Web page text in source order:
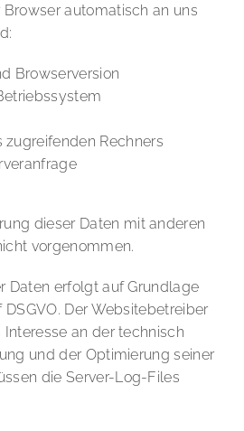
automatisch an uns
Browserversion
zugreifenden Rechners
dieser Daten mit anderen
vorgenommen.
Daten erfolgt auf Grundlage
DSGVO. Der Websitebetreiber
an der technisch
und der Optimierung seiner
die Server-Log-Files